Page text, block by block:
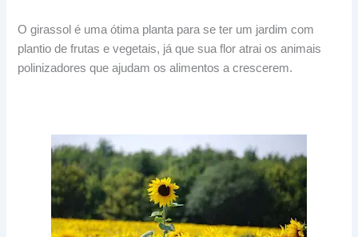
O girassol é uma ótima planta para se ter um jardim com
plantio de frutas e vegetais, já que sua flor atrai os animais
polinizadores que ajudam os alimentos a crescerem.